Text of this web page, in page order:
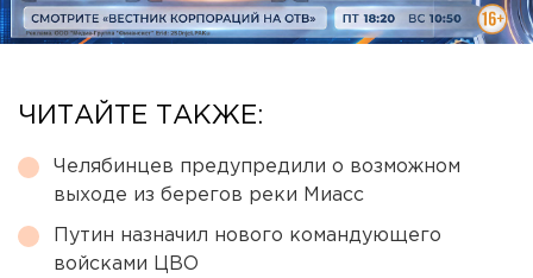
ЧИТАЙТЕ ТАКЖЕ:
Челябинцев предупредили о возможном
выходе из берегов реки Миасс
Путин назначил нового командующего
войсками ЦВО